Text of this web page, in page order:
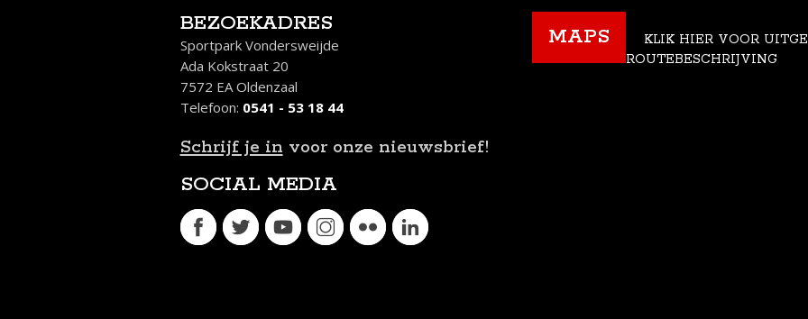
BEZOEKADRES
Sportpark Vondersweijde
Ada Kokstraat 20
7572 EA Oldenzaal
Telefoon: 0541 - 53 18 44
Schrijf je in voor onze nieuwsbrief!
SOCIAL MEDIA
MAPS
KLIK HIER VOOR
ROUTEBESCHRIJVING